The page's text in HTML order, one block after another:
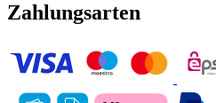
Zahlungsarten